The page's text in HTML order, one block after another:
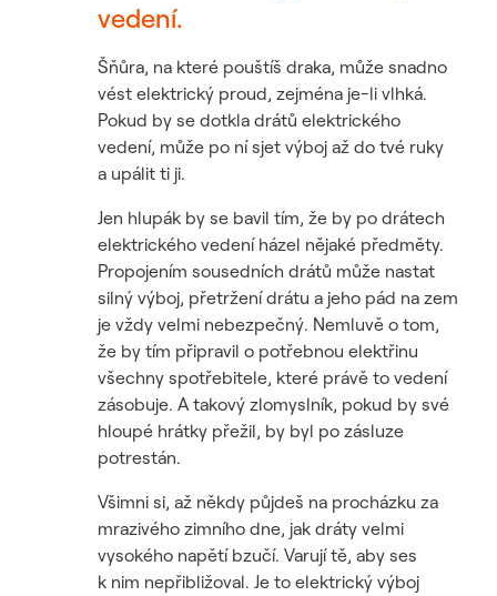
vedení.
Šňůra, na které pouštíš draka, může snadno
vést elektrický proud, zejména je-li vlhká.
Pokud by se dotkla drátů elektrického
vedení, může po ní sjet výboj až do tvé ruky
a upálit ti ji.
Jen hlupák by se bavil tím, že by po drátech
elektrického vedení házel nějaké předměty.
Propojením sousedních drátů může nastat
silný výboj, přetržení drátu a jeho pád na zem
je vždy velmi nebezpečný. Nemluvě o tom,
že by tím připravil o potřebnou elektřinu
všechny spotřebitele, které právě to vedení
zásobuje. A takový zlomyslník, pokud by své
hloupé hrátky přežil, by byl po zásluze
potrestán.
Všimni si, až někdy půjdeš na procházku za
mrazivého zimního dne, jak dráty velmi
vysokého napětí bzučí. Varují tě, aby ses
k nim nepřibližoval. Je to elektrický výboj